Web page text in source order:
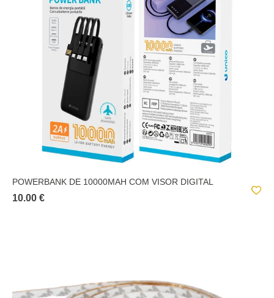
POWERBANK DE 10000MAH COM VISOR DIGITAL
10.00 €